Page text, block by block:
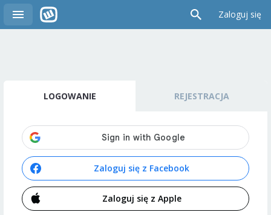
Zaloguj się
LOGOWANIE REJESTRACJA
Zaloguj się z Facebook
Zaloguj się z Apple